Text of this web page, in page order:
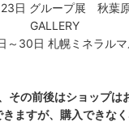
日 グループ展 秋葉
GALLERY
30日 札幌ミネラルマ
その前後はショップは
ますが、購入できなく